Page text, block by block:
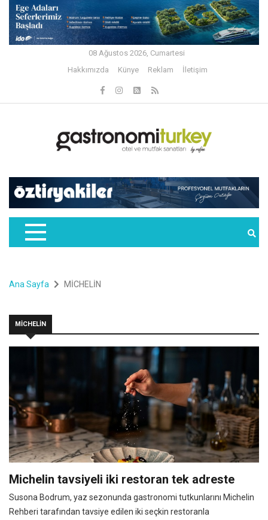
08 Ağustos 2026, Cumartesi
Hakkımızda
Künye Reklam İletişim
Ana Sayfa MİCHELİN
MİCHELİN
Michelin tavsiyeli iki restoran tek adreste
Susona Bodrum, yaz sezonunda gastronomi tutkunlarını Michelin
Rehberi tarafından tavsiye edilen iki seçkin restoranla